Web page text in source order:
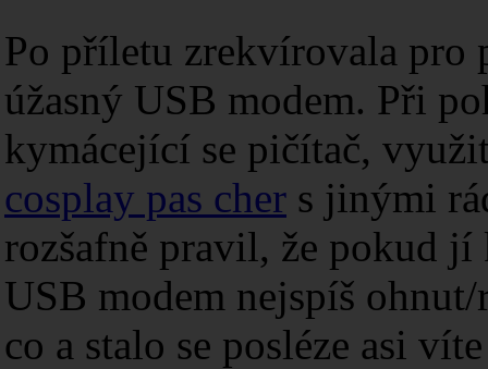
Po příletu zrekvírovala pro
úžasný USB modem. Při
kymácející se pičítač,
cosplay pas cher s jinými
rozšafně pravil, že pokud
USB modem nejspíš
co a stalo se posléze asi